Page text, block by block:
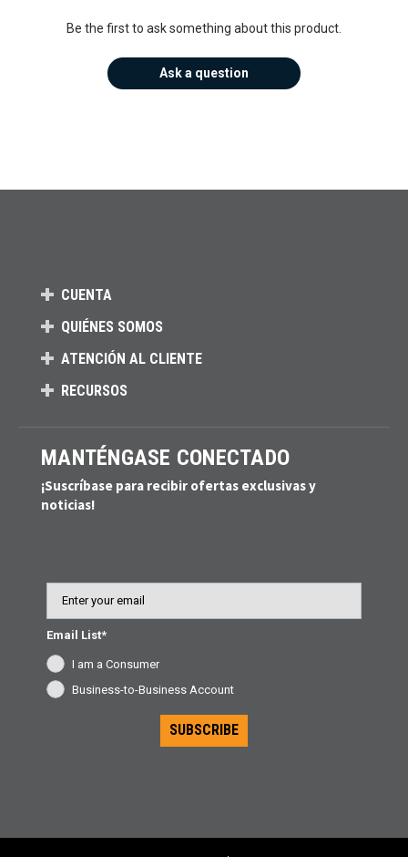
Be the first to ask something about this product.
Ask a question
CUENTA
QUIÉNES SOMOS
ATENCIÓN AL CLIENTE
RECURSOS
MANTÉNGASE CONECTADO
¡Suscríbase para recibir ofertas exclusivas y
noticias!
Email List*
I am a Consumer
Business-to-Business Account
SUBSCRIBE